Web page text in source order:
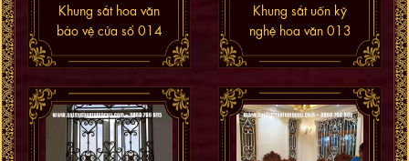
Khung sắt hoa văn
bảo vệ cửa sổ 014
Khung sắt uốn kỹ
nghệ hoa văn 013